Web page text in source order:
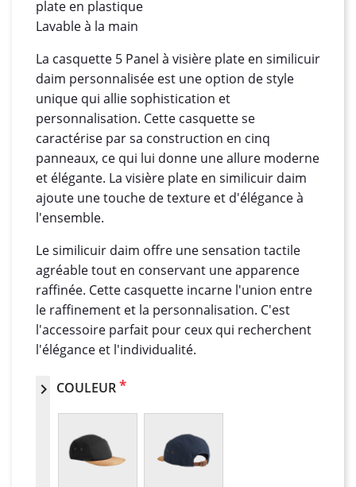
plate en plastique
Lavable à la main
La casquette 5 Panel à visière plate en similicuir
daim personnalisée est une option de style
unique qui allie sophistication et
personnalisation. Cette casquette se
caractérise par sa construction en cinq
panneaux, ce qui lui donne une allure moderne
et élégante. La visière plate en similicuir daim
ajoute une touche de texture et d'élégance à
l'ensemble.
Le similicuir daim offre une sensation tactile
agréable tout en conservant une apparence
raffinée. Cette casquette incarne l'union entre
le raffinement et la personnalisation. C'est
l'accessoire parfait pour ceux qui recherchent
l'élégance et l'individualité.
chevron_right COULEUR*